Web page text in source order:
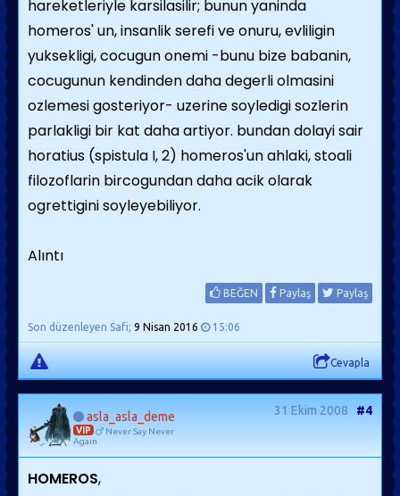
hareketleriyle karsilasilir; bunun yaninda
homeros' un, insanlik serefi ve onuru, evliligin
yuksekligi, cocugun onemi -bunu bize babanin,
cocugunun kendinden daha degerli olmasini
ozlemesi gosteriyor- uzerine soyledigi sozlerin
parlakligi bir kat daha artiyor. bundan dolayi sair
horatius (spistula I, 2) homeros'un ahlaki, stoali
filozoflarin bircogundan daha acik olarak
ogrettigini soyleyebiliyor.
Alıntı
BEĞEN Paylaş Paylaş
Son düzenleyen Safi; 9 Nisan 2016 15:06
Cevapla
asla_asla_deme
VIP
Never Say Never
Agaın
31 Ekim 2008 #4
HOMEROS,